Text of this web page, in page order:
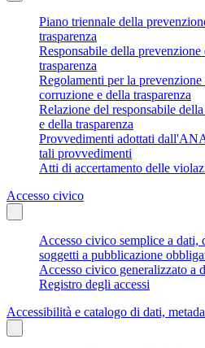
Piano triennale della
trasparenza
Responsabile della
trasparenza
Regolamenti per la prevenzione
corruzione e della trasparenza
Relazione del responsabile
e della trasparenza
Provvedimenti adottati
tali provvedimenti
Atti di accertamento delle
Accesso civico
Accesso civico semplice a dati,
soggetti a pubblicazione
Accesso civico generalizzato a
Registro degli accessi
Accessibilità e catalogo di dati,